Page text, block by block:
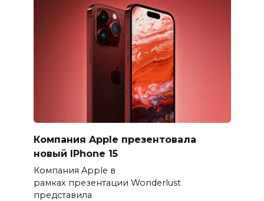
Компания Apple презентовала
новый IPhone 15
Компания Apple в
рамках презентации Wonderlust
представила